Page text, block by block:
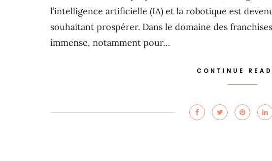
l’intelligence artificielle (IA) et la robotique est
souhaitant prospérer. Dans le domaine des
immense, notamment pour…
CONTINUE